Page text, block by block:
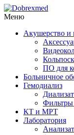
Меню
Акушерство и
ПО для
Больничное
Гемодиализ
Фильтры
КТ и МРТ
Лаборатория